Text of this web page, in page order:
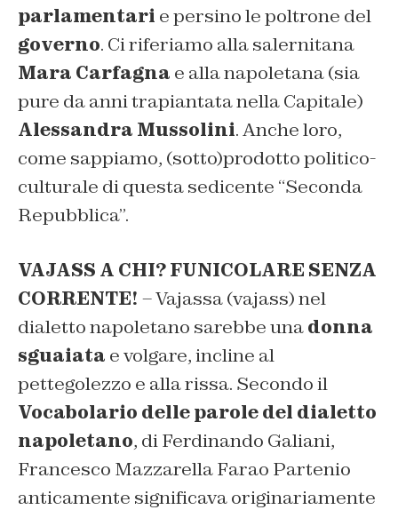
parlamentari e persino le poltrone del
governo. Ci riferiamo alla salernitana
Mara Carfagna e alla napoletana (sia
pure da anni trapiantata nella Capitale)
Alessandra Mussolini. Anche loro,
come sappiamo, (sotto)prodotto politico-
culturale di questa sedicente “Seconda
Repubblica”.
VAJASS A CHI? FUNICOLARE SENZA
CORRENTE! – Vajassa (vajass) nel
dialetto napoletano sarebbe unadonna
sguaiata e volgare, incline al
pettegolezzo e alla rissa. Secondo il
Vocabolario delle parole del dialetto
napoletano, di Ferdinando Galiani,
Francesco Mazzarella Farao Partenio
anticamente significava originariamente